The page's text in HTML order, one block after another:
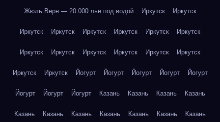
Жюль Верн — 20 000 лье под водой Иркутск Иркутск
Иркутск Иркутск Иркутск Иркутск Иркутск Иркутск
Иркутск Иркутск Иркутск Иркутск Иркутск Иркутск
Иркутск Иркутск Йогурт Йогурт Йогурт Йогурт Йогурт
Йогурт Йогурт Йогурт Казань Казань Казань Казань
Казань Казань Казань Казань Казань Казань Казань